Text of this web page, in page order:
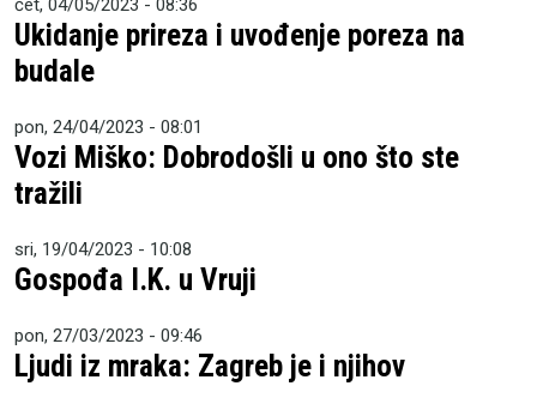
čet, 04/05/2023 - 08:36
Ukidanje prireza i uvođenje poreza na
budale
pon, 24/04/2023 - 08:01
Vozi Miško: Dobrodošli u ono što ste
tražili
sri, 19/04/2023 - 10:08
Gospođa I.K. u Vruji
pon, 27/03/2023 - 09:46
Ljudi iz mraka: Zagreb je i njihov